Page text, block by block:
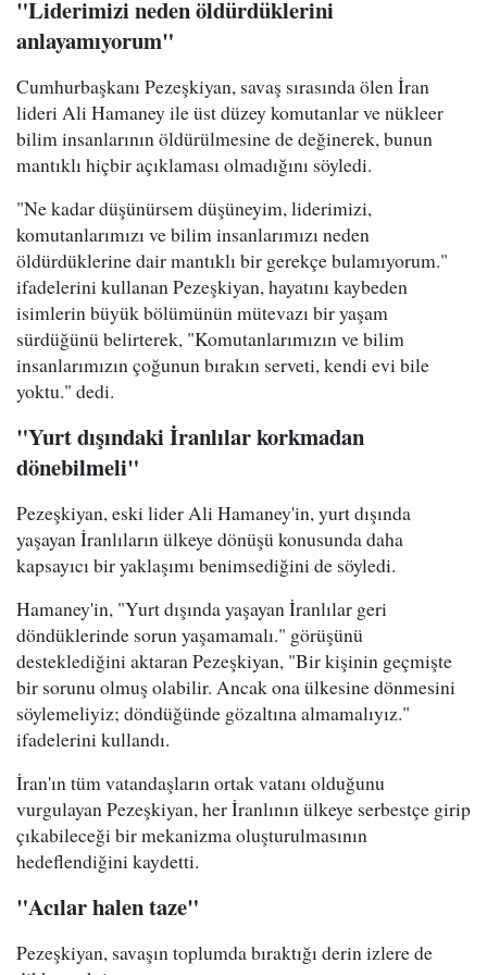
"Liderimizi neden öldürdüklerini
anlayamıyorum"
Cumhurbaşkanı Pezeşkiyan, savaş sırasında ölen İran
lideri Ali Hamaney ile üst düzey komutanlar ve nükleer
bilim insanlarının öldürülmesine de değinerek, bunun
mantıklı hiçbir açıklaması olmadığını söyledi.
"Ne kadar düşünürsem düşüneyim, liderimizi,
komutanlarımızı ve bilim insanlarımızı neden
öldürdüklerine dair mantıklı bir gerekçe bulamıyorum."
ifadelerini kullanan Pezeşkiyan, hayatını kaybeden
isimlerin büyük bölümünün mütevazı bir yaşam
sürdüğünü belirterek, "Komutanlarımızın ve bilim
insanlarımızın çoğunun bırakın serveti, kendi evi bile
yoktu." dedi.
"Yurt dışındaki İranlılar korkmadan
dönebilmeli"
Pezeşkiyan, eski lider Ali Hamaney'in, yurt dışında
yaşayan İranlıların ülkeye dönüşü konusunda daha
kapsayıcı bir yaklaşımı benimsediğini de söyledi.
Hamaney'in, "Yurt dışında yaşayan İranlılar geri
döndüklerinde sorun yaşamamalı." görüşünü
desteklediğini aktaran Pezeşkiyan, "Bir kişinin geçmişte
bir sorunu olmuş olabilir. Ancak ona ülkesine dönmesini
söylemeliyiz; döndüğünde gözaltına almamalıyız."
ifadelerini kullandı.
İran'ın tüm vatandaşların ortak vatanı olduğunu
vurgulayan Pezeşkiyan, her İranlının ülkeye serbestçe girip
çıkabileceği bir mekanizma oluşturulmasının
hedeflendiğini kaydetti.
"Acılar halen taze"
Pezeşkiyan, savaşın toplumda bıraktığı derin izlere de